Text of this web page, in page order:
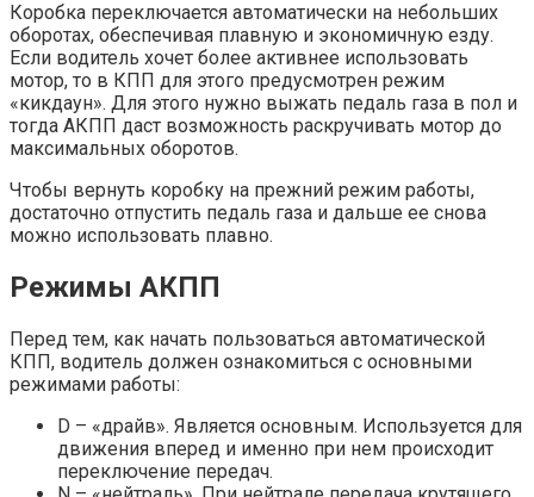
Коробка переключается автоматически на небольших
оборотах, обеспечивая плавную и экономичную езду.
Если водитель хочет более активнее использовать
мотор, то в КПП для этого предусмотрен режим
«кикдаун». Для этого нужно выжать педаль газа в пол и
тогда АКПП даст возможность раскручивать мотор до
максимальных оборотов.
Чтобы вернуть коробку на прежний режим работы,
достаточно отпустить педаль газа и дальше ее снова
можно использовать плавно.
Режимы АКПП
Перед тем, как начать пользоваться автоматической
КПП, водитель должен ознакомиться с основными
режимами работы:
D – «драйв». Является основным. Используется для
движения вперед и именно при нем происходит
переключение передач.